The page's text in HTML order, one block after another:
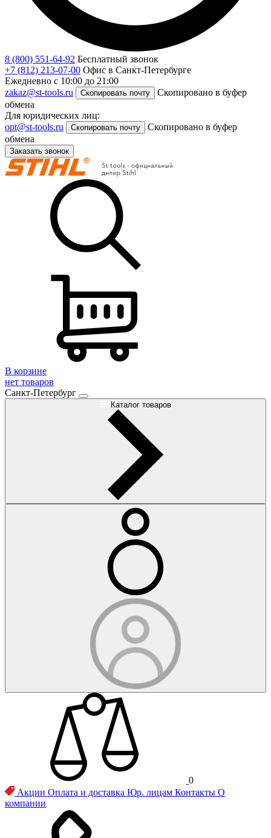
8 (800) 551-64-92 Бесплатный звонок
+7 (812) 213-07-00 Офис в Санкт-Петербурге
Ежедневно с 10:00 до 21:00
zakaz@st-tools.ru
Скопировать почту
Скопировано в буфер
обмена
Для юридических лиц:
opt@st-tools.ru
Скопировать почту
Скопировано в буфер
обмена
Заказать звонок
В корзине
нет товаров
Санкт-Петербург
Каталог товаров
0
Акции Оплата и доставка Юр. лицам Контакты О
компании